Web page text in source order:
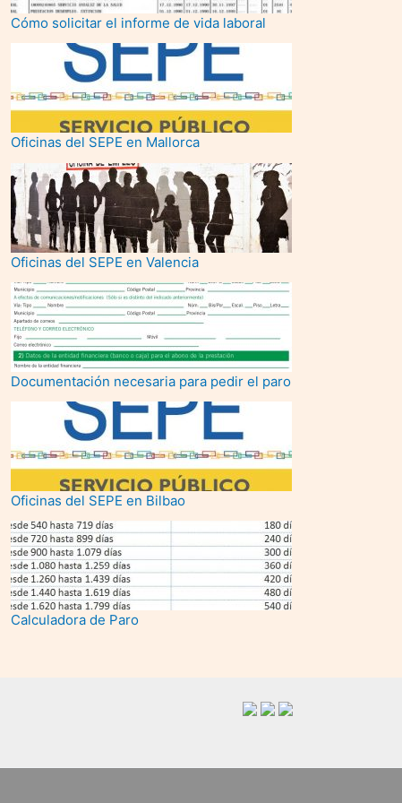
Cómo solicitar el informe de vida laboral
Oficinas del SEPE en Mallorca
Oficinas del SEPE en Valencia
Documentación necesaria para pedir el paro
Oficinas del SEPE en Bilbao
Calculadora de Paro